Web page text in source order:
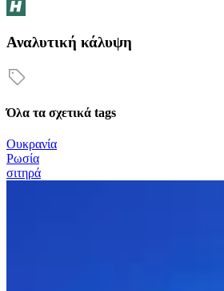
Αναλυτική κάλυψη
Όλα τα σχετικά tags
Ουκρανία
Ρωσία
σιτηρά